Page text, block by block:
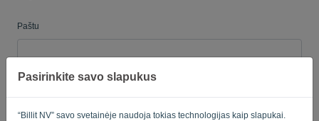
Pasirinkite savo slapukus
“Billit NV” savo svetainėje naudoja tokias technologijas kaip slapukai.
Paštu
Slaptažodis